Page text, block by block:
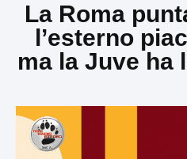
La Roma
l’esterno
ma la Juve ha